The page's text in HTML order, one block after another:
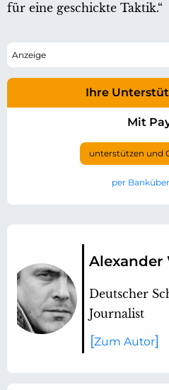
für eine geschickte Taktik.“
Ihre
Mit
unterstützen und
per
Alexander
Deutscher
Journalist
Zum Autor